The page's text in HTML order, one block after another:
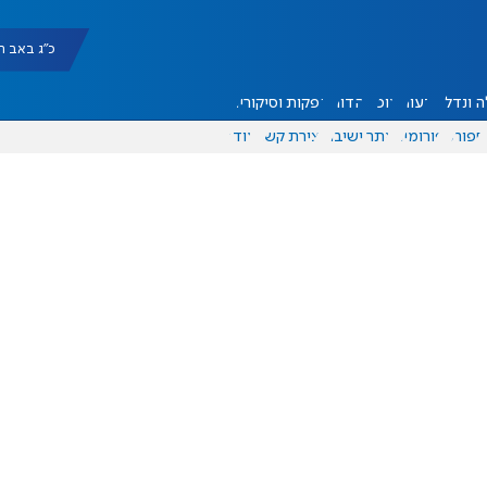
כ"ג באב תשפ"ו
ונדל"ן דעות אוכל יהדות הפקות וסיקורים
ספורט פורומים אתר ישיבה יצירת קשר עוד